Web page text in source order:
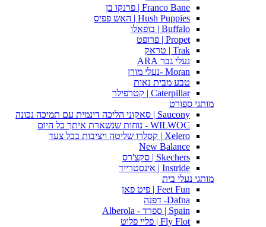
Franco Bane | פרנקו בן
Hush Puppies | האש פפיס
Buffalo | בופאלו
Propet | פרופט
Trak | טראק
נעלי גבר ARA
Moran -נעלי מורן
טבע מבית נאות
Caterpillar | קטרפילר
מותגי ספורט
Saucony | סאקוני הליכה דינמית עם תמיכה נכונה
WILWOC - נוחות שנשארת איתך כל היום
Xelero | קסלרו שליטה ויציבות בכל צעד
New Balance
Skechers | סקצ'רס
Instride | אינסטרייד
מותגי נעלי בית
Feet Fun | פיט פאן
Dafna- דפנה
Spain | ספרד - Alberola
Fly Flot | פליי פלוט